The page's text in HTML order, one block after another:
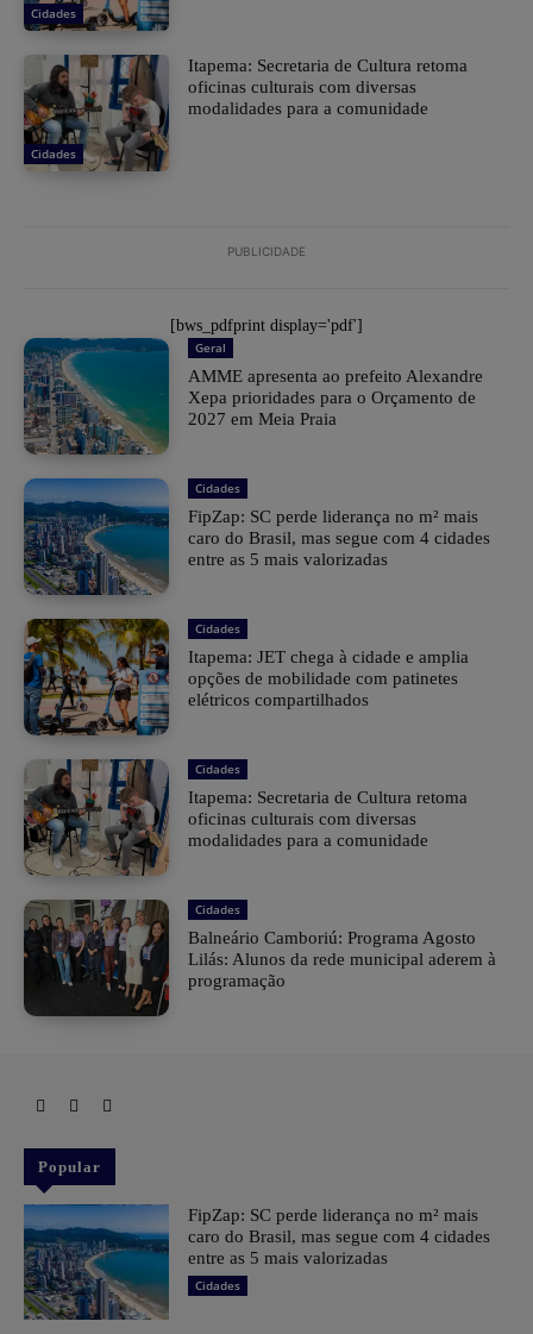
Cidades
Cidades
Itapema: Secretaria de Cultura retoma
oficinas culturais com diversas
modalidades para a comunidade
PUBLICIDADE
[bws_pdfprint display='pdf']
Geral
AMME apresenta ao prefeito Alexandre
Xepa prioridades para o Orçamento de
2027 em Meia Praia
Cidades
FipZap: SC perde liderança no m² mais
caro do Brasil, mas segue com 4 cidades
entre as 5 mais valorizadas
Cidades
Itapema: JET chega à cidade e amplia
opções de mobilidade com patinetes
elétricos compartilhados
Cidades
Itapema: Secretaria de Cultura retoma
oficinas culturais com diversas
modalidades para a comunidade
Cidades
Balneário Camboriú: Programa Agosto
Lilás: Alunos da rede municipal aderem à
programação
Popular
FipZap: SC perde liderança no m² mais
caro do Brasil, mas segue com 4 cidades
entre as 5 mais valorizadas
Cidades